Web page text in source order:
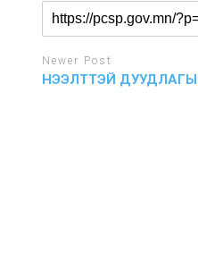
Newer Post
НЭЭЛТТЭЙ